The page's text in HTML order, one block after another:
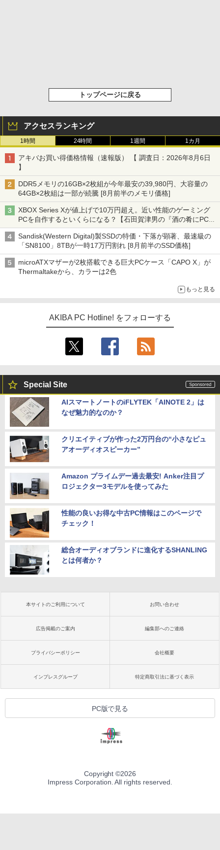
トップページに戻る
アクセスランキング
1時間 24時間 1週間 1カ月
アキバお買い得価格情報（速報版） 【 調査日：2026年8月6日
】
DDR5メモリの16GB×2枚組が今年最安の39,980円、大容量の
64GB×2枚組は一部が続騰 [8月前半のメモリ価格]
XBOX Series Xが値上げで10万円超え。近い性能のゲーミング
PCを自作するといくらになる？【石田賀津男の『酒の肴にPCゲ
ーム』】
Sandisk(Western Digital)製SSDの特価・下落が顕著、最速級の
「SN8100」8TBが一時17万円割れ [8月前半のSSD価格]
microATXマザーが2枚搭載できる巨大PCケース「CAPO X」が
Thermaltakeから、カラーは2色
もっと見る
AKIBA PC Hotline! をフォローする
Special Site
AIスマートノートのiFLYTEK「AINOTE 2」は
なぜ魅力的なのか？
クリエイティブが作った2万円台の“小さなピュ
アオーディオスピーカー”
Amazon プライムデー過去最安! Anker注目プ
ロジェクター3モデルを使ってみた
性能の良いお得な中古PC情報はこのページで
チェック！
総合オーディオブランドに進化するSHANLING
とは何者か？
本サイトのご利用について お問い合わせ
広告掲載のご案内 編集部へのご連絡
プライバシーポリシー 会社概要
インプレスグループ 特定商取引法に基づく表示
PC版で見る
Copyright ©2026
Impress Corporation. All rights reserved.